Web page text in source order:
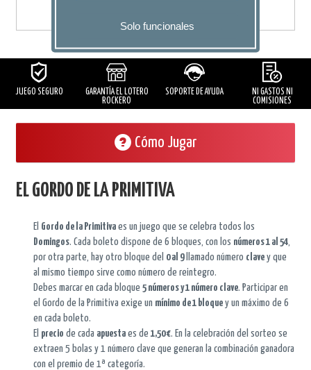
JUEGO SEGURO GARANTÍA EL LOTERO
ROCKERO
SOPORTE DE AYUDA
NI GASTOS NI
COMISIONES
Cómo Jugar
EL GORDO DE LA PRIMITIVA
El Gordo de la Primitiva es un juego que se celebra todos los
Domingos. Cada boleto dispone de 6 bloques, con los números 1 al 54,
por otra parte, hay otro bloque del 0 al 9llamado número clave y que
al mismo tiempo sirve como número de reintegro.
Debes marcar en cada bloque5 números y 1 número clave. Participar en
el Gordo de la Primitiva exige un mínimo de 1 bloque y un máximo de 6
en cada boleto.
El precio de cada apuesta es de1,50 €. En la celebración del sorteo se
extraen 5 bolas y 1 número clave que generan la combinación ganadora
con el premio de 1ª categoría.
Solo funcionales